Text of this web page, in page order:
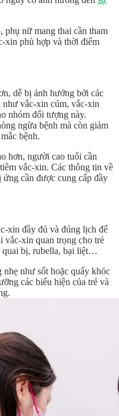
nữ mang thai cần tham
xin phù hợp và thời điểm
dễ bị ảnh hưởng bởi các
như vắc-xin cúm, vắc-xin
nhóm đối tượng này.
ngừa bệnh mà còn giảm
bệnh.
hơn, người cao tuổi cần
vắc-xin. Các thông tin về
cần được cung cấp đầy
xin đầy đủ và đúng lịch để
vắc-xin quan trọng cho trẻ
quai bị, rubella, bại liệt…
như sốt hoặc quấy khóc
các biểu hiện của trẻ và